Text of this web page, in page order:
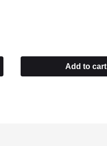
Add to cart